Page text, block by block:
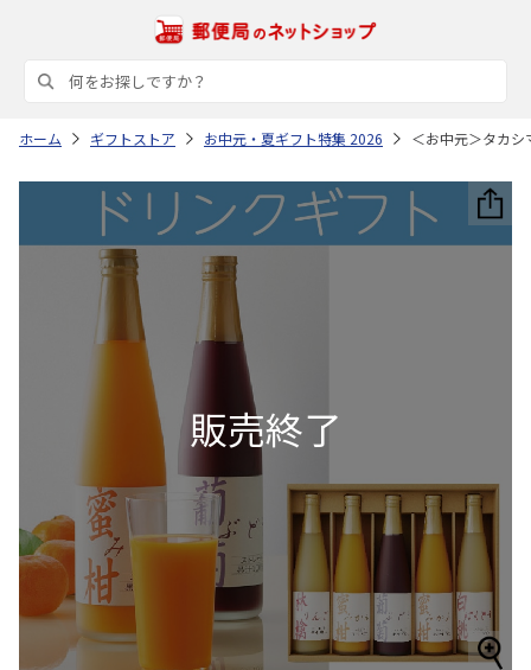
ホーム ギフトストア お中元・夏ギフト特集 2026 ＜お中元＞タカ